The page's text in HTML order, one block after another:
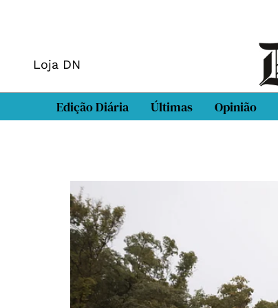
Loja DN
Edição Diária Últimas Opinião